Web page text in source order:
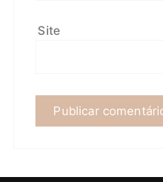
Site